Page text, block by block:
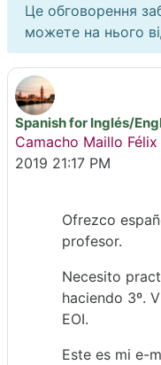
Це обговорення
можете на нього
Spanish for Inglés/
Camacho Maillo Félix
2019 21:17 PM
Кількість
Ofrezco
profesor.
Necesito
haciendo 3º.
EOI.
Este es mi e-